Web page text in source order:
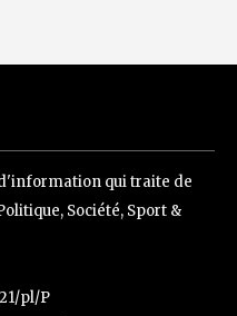
qui traite de
Société, Sport &
pl/P